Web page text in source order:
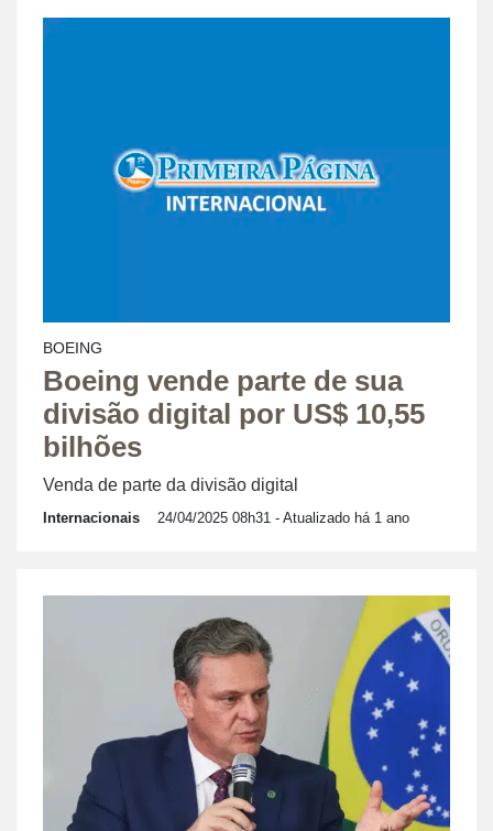
BOEING
Boeing vende parte de sua
divisão digital por US$ 10,55
bilhões
Venda de parte da divisão digital
Internacionais 24/04/2025 08h31 - Atualizado há 1 ano